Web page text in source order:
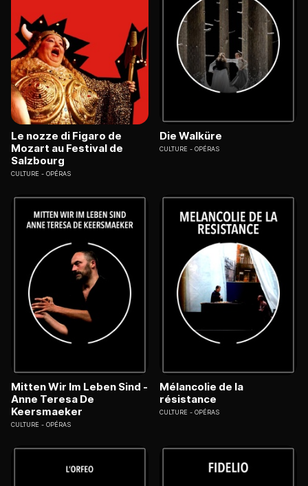
Le nozze di Figaro de
Mozart au Festival de
Salzbourg
CULTURE OPÉRAS
Die Walküre
CULTURE OPÉRAS
Mitten Wir Im Leben Sind -
Anne Teresa De
Keersmaeker
CULTURE OPÉRAS
Mélancolie de la
résistance
CULTURE OPÉRAS